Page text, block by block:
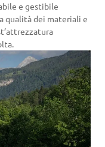
e gestibile
qualità dei materiali e